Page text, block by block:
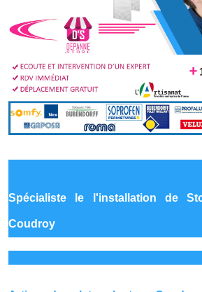
Spécialiste le l'installation de
Coudroy